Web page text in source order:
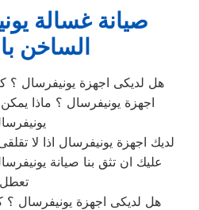
صيانة غسالة
الساخن
هل لديكى اجهزة يونيفرسال ؟
اجهزة يونيفرسال ؟ ماذا
لديك اجهزة يونيفرسال اذا لا
عليك ان تثق بنا صيانة
تعطل
هل لديكى اجهزة يونيفرسال